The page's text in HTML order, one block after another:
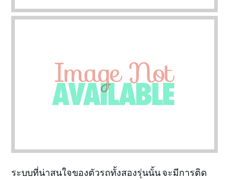
ระบบที่น่าสนใจของตัวรถทั้งสองรุ่นนั้น จะมีการติด